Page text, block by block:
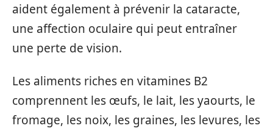
aident également à prévenir la cataracte,
une affection oculaire qui peut entraîner
une perte de vision.
Les aliments riches en vitamines B2
comprennent les œufs, le lait, les yaourts, le
fromage, les noix, les graines, les levures, les